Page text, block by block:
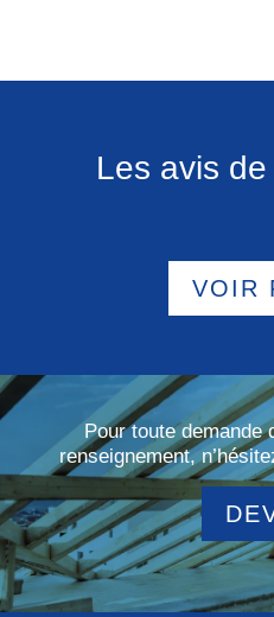
Les avis
VOIR
Pour toute demande
renseignement,